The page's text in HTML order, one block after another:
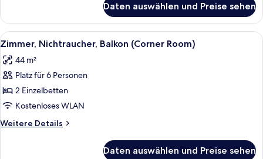
Dreibettzimmer,
Nichtraucher
Daten auswählen und Preise sehen
Alle
Fotos
für
Zimmer,
Nichtraucher,
Balkon
(Corner
Room)
Ein Hotelzimmer mit zwei Betten,
6
Zimmer, Nichtraucher, Balkon (Corner Room)
44 m²
Platz für 6 Personen
2 Einzelbetten
Kostenloses WLAN
Weitere Details
Weitere
Daten auswählen und Preise sehen